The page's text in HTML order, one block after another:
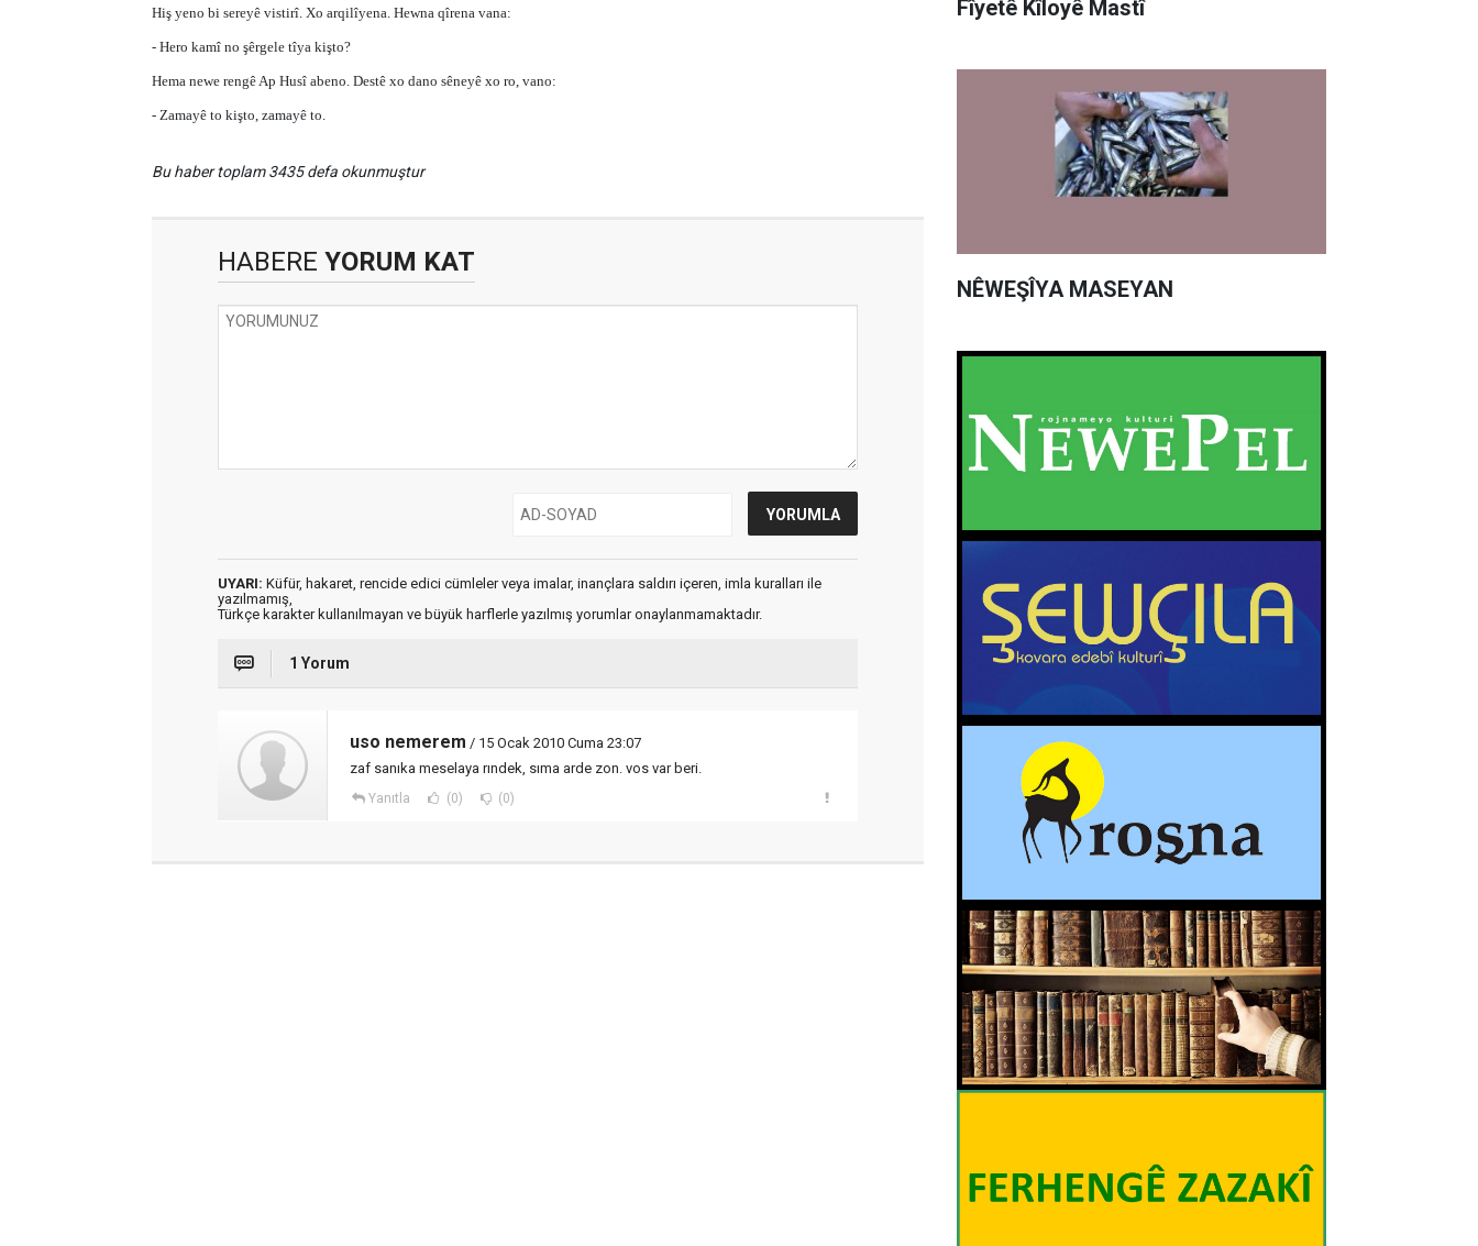
Hiş yeno bi sereyê vistirî. Xo arqilîyena. Hewna qîrena vana:
- Hero kamî no şêrgele tîya kişto?
Hema newe rengê Ap Husî abeno. Destê xo dano sêneyê xo ro, vano:
- Zamayê to kişto, zamayê to.
Bu haber toplam 3435 defa okunmuştur
HABERE YORUM KAT
UYARI: Küfür, hakaret, rencide edici cümleler veya imalar, inançlara saldırı içeren, imla kuralları ile
yazılmamış,
Türkçe karakter kullanılmayan ve büyük harflerle yazılmış yorumlar onaylanmamaktadır.
1 Yorum
uso nemerem / 15 Ocak 2010 Cuma 23:07
zaf sanıka meselaya rındek, sıma arde zon. vos var beri.
Yanıtla (0) (0)
Fîyetê Kîloyê Mastî
NÊWEŞÎYA MASEYAN